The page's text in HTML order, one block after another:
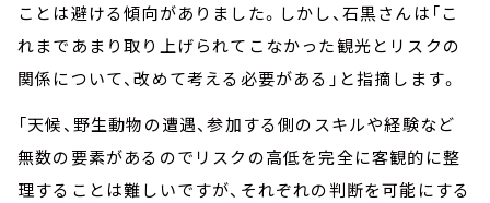
ことは避ける傾向がありました。しかし、石黒さんは「こ
れまであまり取り上げられてこなかった観光とリスクの
関係について、改めて考える必要がある」と指摘します。
「天候、野生動物の遭遇、参加する側のスキルや経験など
無数の要素があるのでリスクの高低を完全に客観的に整
理することは難しいですが、それぞれの判断を可能にする